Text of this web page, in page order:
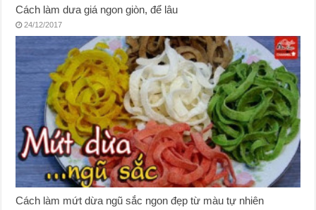
Cách làm dưa giá ngon giòn, để lâu
24/12/2017
Cách làm mứt dừa ngũ sắc ngon đẹp từ màu tự nhiên